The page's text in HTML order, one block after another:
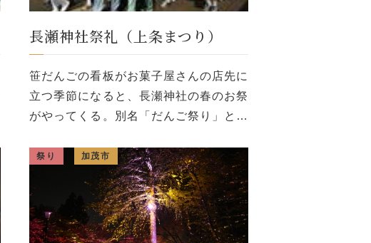
長瀬神社祭礼（上条まつり）
笹だんごの看板がお菓子屋さんの店先に
立つ季節になると、長瀬神社の春のお祭
がやってくる。別名「だんご祭り」とも
角形の御神輿が行列に繰り出す。また9
月15日にはスターマイン・2尺玉等の花
火 […]
祭り 加茂市